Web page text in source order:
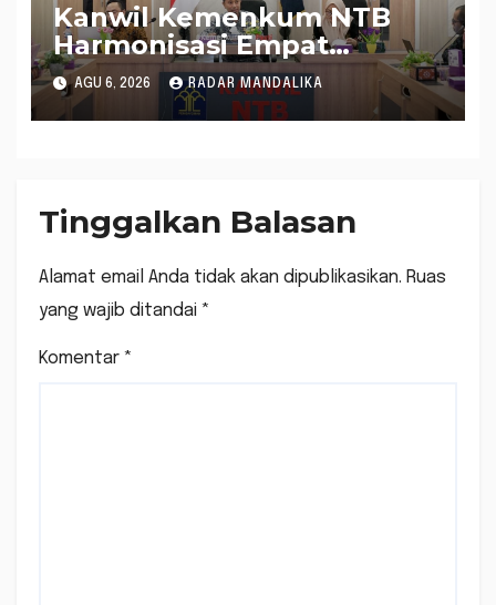
Kanwil Kemenkum NTB
Harmonisasi Empat
Rapergub untuk Perkuat
Kepastian Hukum di NTB
AGU 6, 2026 RADAR MANDALIKA
Tinggalkan Balasan
Alamat email Anda tidak akan dipublikasikan. Ruas
yang wajib ditandai *
Komentar *